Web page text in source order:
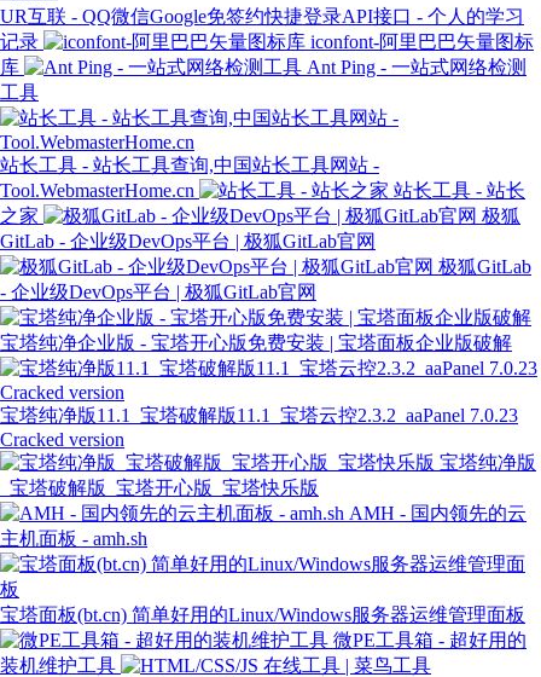
UR互联 - QQ微信Google免签约快捷登录API接口 - 个人的学习
记录
iconfont-阿里巴巴矢量图标
库
Ant Ping - 一站式网络检测
工具
站长工具 - 站长工具查询,中国站长工具网站 -
Tool.WebmasterHome.cn
站长工具 - 站长
之家
极狐
GitLab - 企业级DevOps平台 | 极狐GitLab官网
极狐GitLab
- 企业级DevOps平台 | 极狐GitLab官网
宝塔纯净企业版 - 宝塔开心版免费安装 | 宝塔面板企业版破解
宝塔纯净版11.1_宝塔破解版11.1_宝塔云控2.3.2_aaPanel 7.0.23
Cracked version
宝塔纯净版
_宝塔破解版_宝塔开心版_宝塔快乐版
AMH - 国内领先的云
主机面板 - amh.sh
宝塔面板(bt.cn) 简单好用的Linux/Windows服务器运维管理面板
微PE工具箱 - 超好用的
装机维护工具